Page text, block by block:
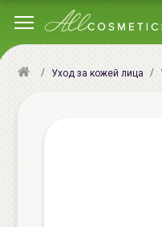
Уход за кожей лица